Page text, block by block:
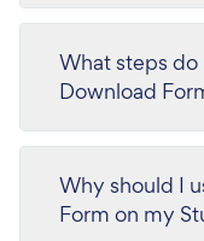
What steps
Download
Why should I
Form on my